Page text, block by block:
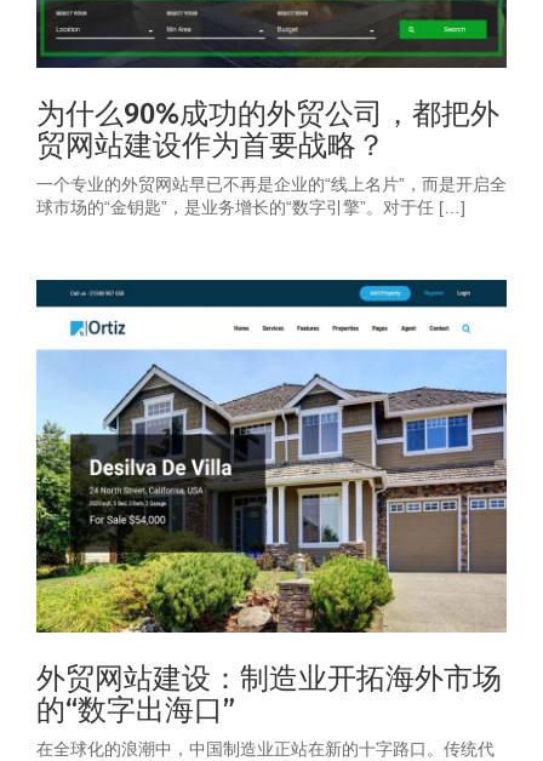
为什么90%成功的外贸公司，都把外
贸网站建设作为首要战略？
一个专业的外贸网站早已不再是企业的“线上名片”，而是开启全
球市场的“金钥匙”，是业务增长的“数字引擎”。对于任 […]
外贸网站建设：制造业开拓海外市场
的“数字出海口”
在全球化的浪潮中，中国制造业正站在新的十字路口。传统代